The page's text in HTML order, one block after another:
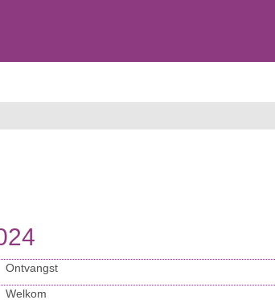
Ontvangst
Welkom